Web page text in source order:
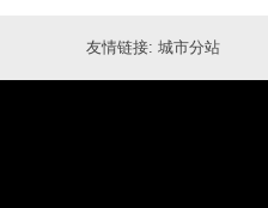
友情链接: 城市分站